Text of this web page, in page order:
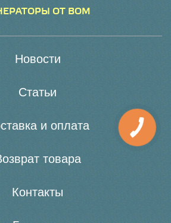
ОТ ВОМ
Новости
Статьи
и оплата
товара
Контакты